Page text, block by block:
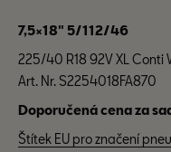
7,5×18" 5/112/46
225/40 R18 92V XL Conti
Art. Nr. S2254018FA870
Doporučená cena za
Štítek EU pro značení